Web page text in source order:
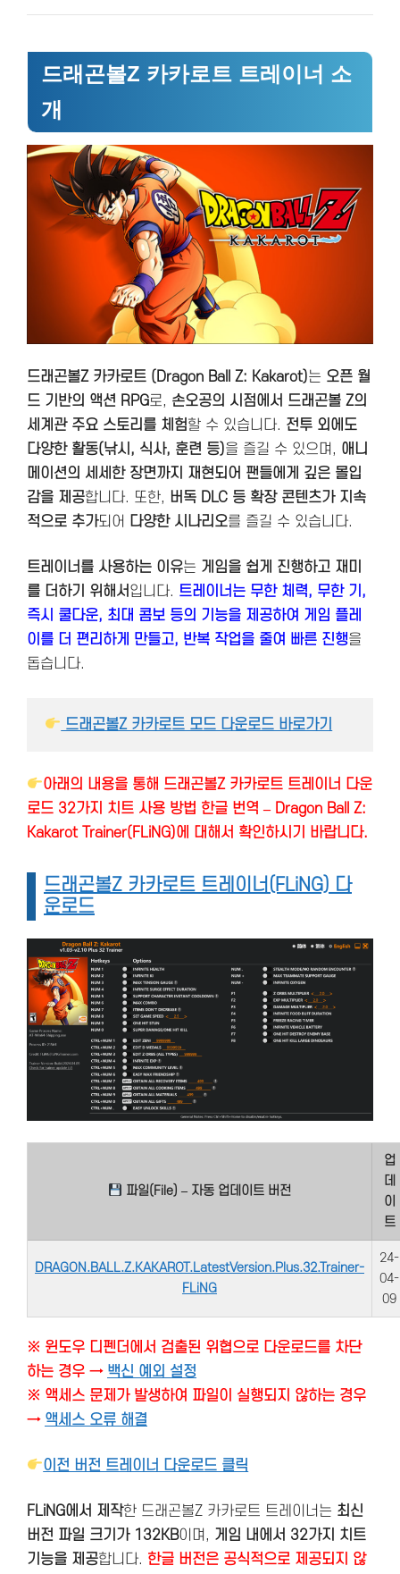
드래곤볼Z 카카로트 트레이너 소
개
드래곤볼Z 카카로트 (Dragon Ball Z: Kakarot)는 오픈 월
드 기반의 액션 RPG로, 손오공의 시점에서 드래곤볼 Z의
세계관 주요 스토리를 체험할 수 있습니다. 전투 외에도
다양한 활동(낚시, 식사, 훈련 등)을 즐길 수 있으며, 애니
메이션의 세세한 장면까지 재현되어 팬들에게 깊은 몰입
감을 제공합니다. 또한, 버독 DLC 등 확장 콘텐츠가 지속
적으로 추가되어 다양한 시나리오를 즐길 수 있습니다​.
트레이너를 사용하는 이유는 게임을 쉽게 진행하고 재미
를 더하기 위해서 입니다. 트레이너는 무한 체력, 무한 기,
즉시 쿨다운, 최대 콤보 등의 기능을 제공하여 게임 플레
이를 더 편리하게 만들고, 반복 작업을 줄여 빠른 진행을
돕습니다.
드래곤볼Z 카카로트 모드 다운로드 바로가기
아래의 내용을 통해 드래곤볼Z 카카로트 트레이너 다운
로드 32가지 치트 사용 방법 한글 번역 – Dragon Ball Z:
Kakarot Trainer(FLiNG)에 대해서 확인하시기 바랍니다.
드래곤볼Z 카카로트 트레이너(FLiNG) 다
운로드
파일(File) – 자동 업데이트 버전
업
데
이
트
DRAGON.BALL.Z.KAKAROT.LatestVersion.Plus.32.Trainer-
FLiNG
24-
04-
09
※ 윈도우 디펜더에서 검출된 위협으로 다운로드를 차단
하는 경우 → 백신 예외 설정
※ 액세스 문제가 발생하여 파일이 실행되지 않하는 경우
→ 액세스 오류 해결
이전 버전 트레이너 다운로드 클릭
FLiNG에서 제작한 드래곤볼Z 카카로트 트레이너는 최신
버전 파일 크기가 132KB이며, 게임 내에서 32가지 치트
기능을 제공합니다. 한글 버전은 공식적으로 제공되지 않